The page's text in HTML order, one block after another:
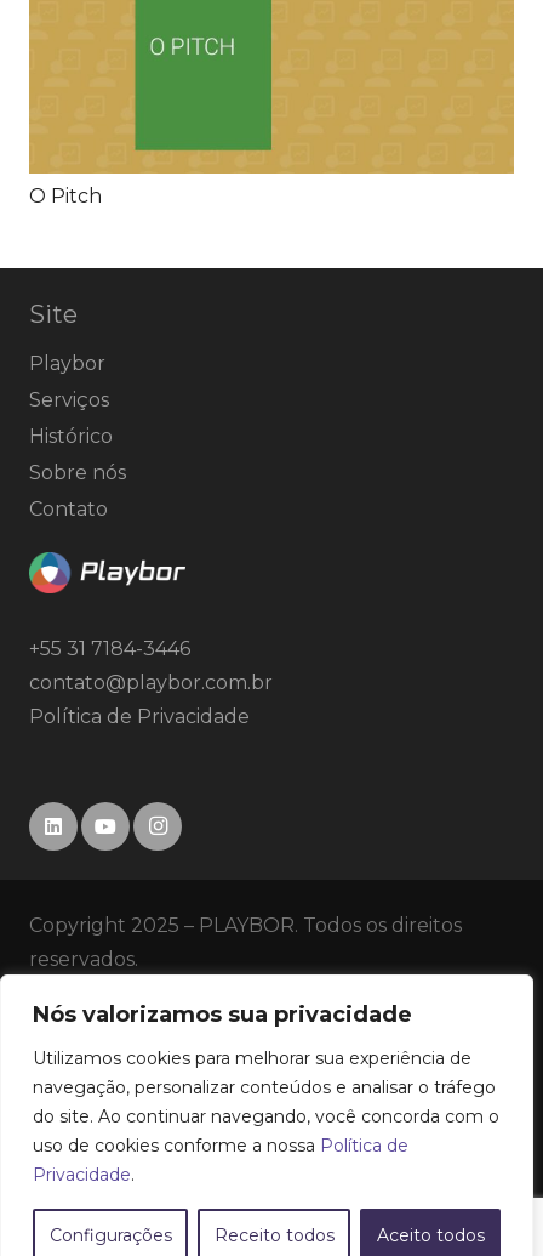
Nós valorizamos sua privacidade
Utilizamos cookies para melhorar sua experiência de
navegação, personalizar conteúdos e analisar o tráfego
do site. Ao continuar navegando, você concorda com o
uso de cookies conforme a nossa Política de
Privacidade.
Configurações Receito todos Aceito todos
O Pitch
Site
Playbor
Serviços
Histórico
Sobre nós
Contato
+55 31 7184-3446
contato@playbor.com.br
Política de Privacidade
Copyright 2025 – PLAYBOR. Todos os direitos
reservados.
HISTÓRICO
CONTATO